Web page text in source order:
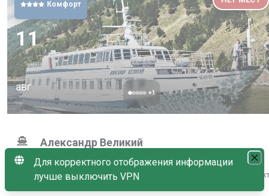
Нет в продаже
+1
Комфорт
11
авг
Александр Великий
Иркутск (Листвянка) → остров Огой → остров Ольхон →
Для корректного отображения информации
лучше выключить VPN